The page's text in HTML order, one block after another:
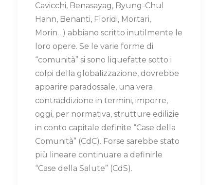
Cavicchi, Benasayag, Byung-Chul
Hann, Benanti, Floridi, Mortari,
Morin…) abbiano scritto inutilmente le
loro opere. Se le varie forme di
“comunità” si sono liquefatte sotto i
colpi della globalizzazione, dovrebbe
apparire paradossale, una vera
contraddizione in termini, imporre,
oggi, per normativa, strutture edilizie
in conto capitale definite “Case della
Comunità” (CdC). Forse sarebbe stato
più lineare continuare a definirle
“Case della Salute” (CdS).